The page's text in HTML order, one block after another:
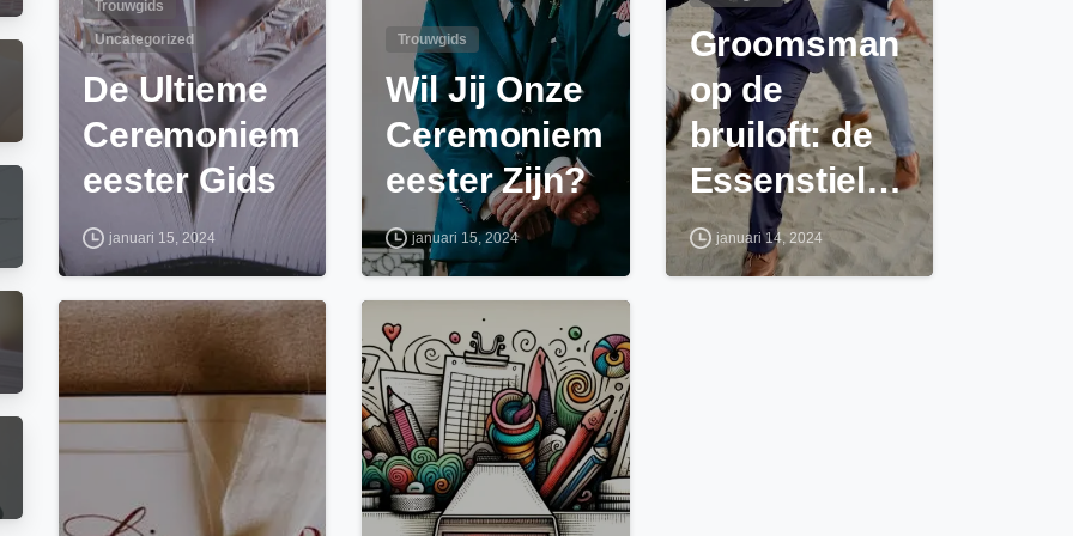
Trouwgids
Uncategorized
De Ultieme
Ceremoniem
eester Gids
januari 15, 2024
Trouwgids
Wil Jij Onze
Ceremoniem
eester Zijn?
januari 15, 2024
Groomsman
op de
bruiloft: de
Essenstiele
Gids
januari 14, 2024
0